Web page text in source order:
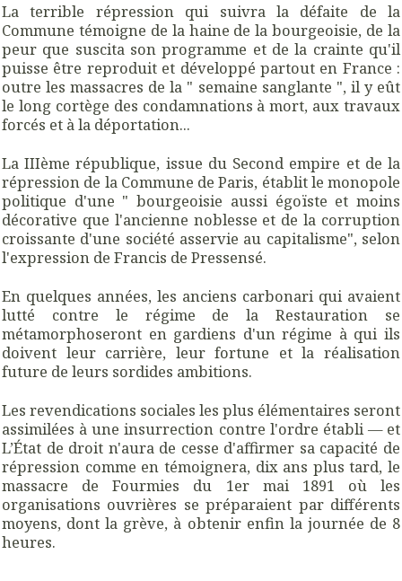
La terrible répression qui suivra la défaite de la
Commune témoigne de la haine de la bourgeoisie, de la
peur que suscita son programme et de la crainte qu'il
puisse être reproduit et développé partout en France :
outre les massacres de la " semaine sanglante ", il y eût
le long cortège des condamnations à mort, aux travaux
forcés et à la déportation...
La IIIème république, issue du Second empire et de la
répression de la Commune de Paris, établit le monopole
politique d'une " bourgeoisie aussi égoïste et moins
décorative que l'ancienne noblesse et de la corruption
croissante d'une société asservie au capitalisme", selon
l'expression de Francis de Pressensé.
En quelques années, les anciens carbonari qui avaient
lutté contre le régime de la Restauration se
métamorphoseront en gardiens d'un régime à qui ils
doivent leur carrière, leur fortune et la réalisation
future de leurs sordides ambitions.
Les revendications sociales les plus élémentaires seront
assimilées à une insurrection contre l'ordre établi — et
L’État de droit n'aura de cesse d'affirmer sa capacité de
répression comme en témoignera, dix ans plus tard, le
massacre de Fourmies du 1er mai 1891 où les
organisations ouvrières se préparaient par différents
moyens, dont la grève, à obtenir enfin la journée de 8
heures.